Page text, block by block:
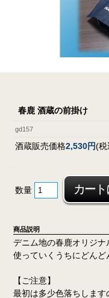
春鹿 酒蔵の前掛け
gd157
酒蔵販売価格2,530円(税
数量
商品説明
デニム地の春鹿オリジナ
使っていくうちにどんど
【ご注意】
最初は多少色落ちします